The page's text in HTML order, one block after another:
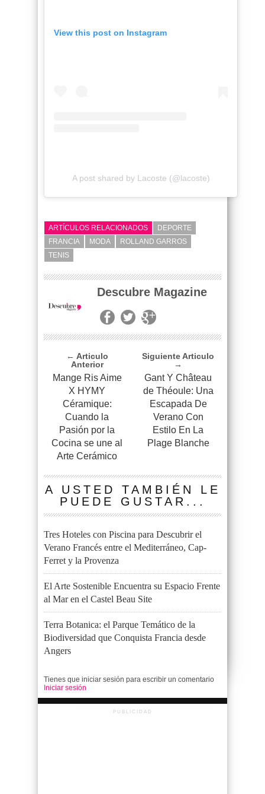
View this post on Instagram
A post shared by Lacoste (@lacoste)
ARTÍCULOS RELACIONADOS
DEPORTE
FRANCIA
MODA
ROLLAND GARROS
TENIS
Descubre Magazine
← Articulo
Anterior
Mange Ris Aime
X HYMY
Céramique:
Cuando la
Pasión por la
Cocina se une al
Arte Cerámico
Siguiente Articulo
→
Gant Y Château
de Théoule: Una
Escapada De
Verano Con
Estilo En La
Plage Blanche
A USTED TAMBIÉN LE
PUEDE GUSTAR...
Tres Hoteles con Piscina para Descubrir el
Verano Francés entre el Mediterráneo, Cap-
Ferret y la Provenza
El Arte Sostenible Encuentra su Espacio Frente
al Mar en el Castel Beau Site
Terra Botanica: el Parque Temático de la
Biodiversidad que Conquista Francia desde
Angers
Tienes que iniciar sesión para escribir un comentario
Iniciar sesión
PUBLICIDAD